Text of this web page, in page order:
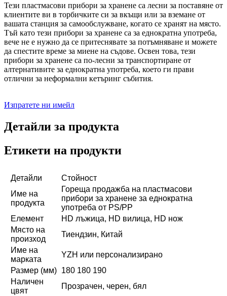
Тези пластмасови прибори за хранене са лесни за поставяне от
клиентите ви в торбичките си за вкъщи или за вземане от
вашата станция за самообслужване, когато се хранят на място.
Тъй като тези прибори за хранене са за еднократна употреба,
вече не е нужно да се притеснявате за потъмняване и можете
да спестите време за миене на съдове. Освен това, тези
прибори за хранене са по-лесни за транспортиране от
алтернативите за еднократна употреба, което ги прави
отлични за неформални кетъринг събития.
Изпратете ни имейл
Детайли за продукта
Етикети на продукти
Детайли
Стойност
Име на
продукта
Гореща продажба на пластмасови
прибори за хранене за еднократна
употреба от PS/PP
Елемент
HD лъжица, HD вилица, HD нож
Място на
произход
Тиендзин, Китай
Име на
марката
YZH или персонализирано
Размер (мм) 180 180 190
Наличен
цвят
Прозрачен, черен, бял